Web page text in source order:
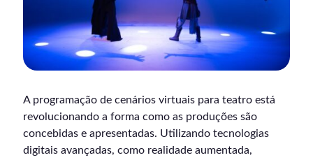
A programação de cenários virtuais para teatro está
revolucionando a forma como as produções são
concebidas e apresentadas. Utilizando tecnologias
digitais avançadas, como realidade aumentada,